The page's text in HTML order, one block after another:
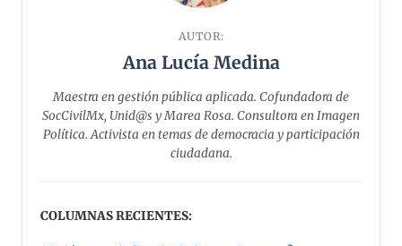
AUTOR:
Ana Lucía Medina
Maestra en gestión pública aplicada. Cofundadora de
SocCivilMx, Unid@s y Marea Rosa. ⁠Consultora en Imagen
Política. Activista en temas de democracia y participación
ciudadana.
COLUMNAS RECIENTES: